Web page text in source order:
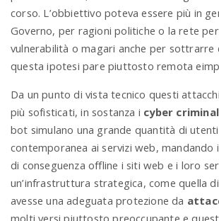
corso. L’obbiettivo poteva essere più in
Governo, per ragioni politiche o la rete
vulnerabilità o magari anche per sottrarre
questa ipotesi pare piuttosto remota
Da un punto di vista tecnico questi
più sofisticati, in sostanza i cyber
bot simulano una grande quantità di
contemporanea ai servizi web, mandando
di conseguenza offline i siti web e i loro
un’infrastruttura strategica, come quella
avesse una adeguata protezione da
molti versi piuttosto preoccupante e